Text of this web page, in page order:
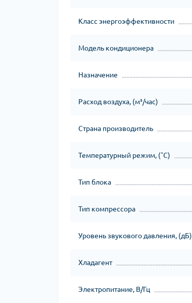
Класс энергоэффективности
Модель кондиционера
Назначение
Расход воздуха, (м³/час)
Страна производитель
Температурный режим, (˚С)
Тип блока
Тип компрессора
Уровень звукового давления, (дБ)
Хладагент
Электропитание, В/Гц